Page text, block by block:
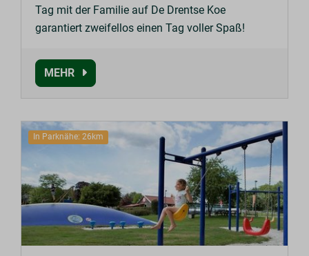
Tag mit der Familie auf De Drentse Koe
garantiert zweifellos einen Tag voller Spaß!
MEHR
In Parknähe: 26km